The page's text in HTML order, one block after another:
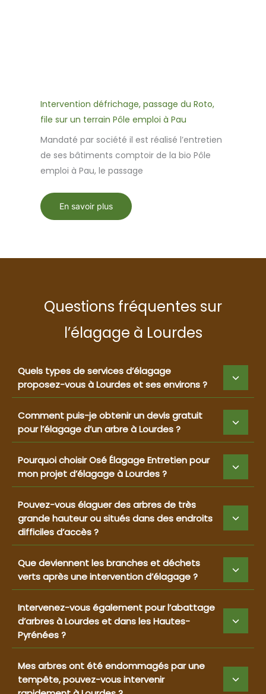
Intervention défrichage, passage du Roto,
file sur un terrain Pôle emploi à Pau
Mandaté par société il est réalisé l’entretien
de ses bâtiments comptoir de la bio Pôle
emploi à Pau, le passage
En savoir plus
Questions fréquentes sur
l’élagage à Lourdes
Quels types de services d’élagage
proposez-vous à Lourdes et ses environs ?
Comment puis-je obtenir un devis gratuit
pour l’élagage d’un arbre à Lourdes ?
Pourquoi choisir Osé Élagage Entretien pour
mon projet d’élagage à Lourdes ?
Pouvez-vous élaguer des arbres de très
grande hauteur ou situés dans des endroits
difficiles d’accès ?
Que deviennent les branches et déchets
verts après une intervention d’élagage ?
Intervenez-vous également pour l’abattage
d’arbres à Lourdes et dans les Hautes-
Pyrénées ?
Mes arbres ont été endommagés par une
tempête, pouvez-vous intervenir